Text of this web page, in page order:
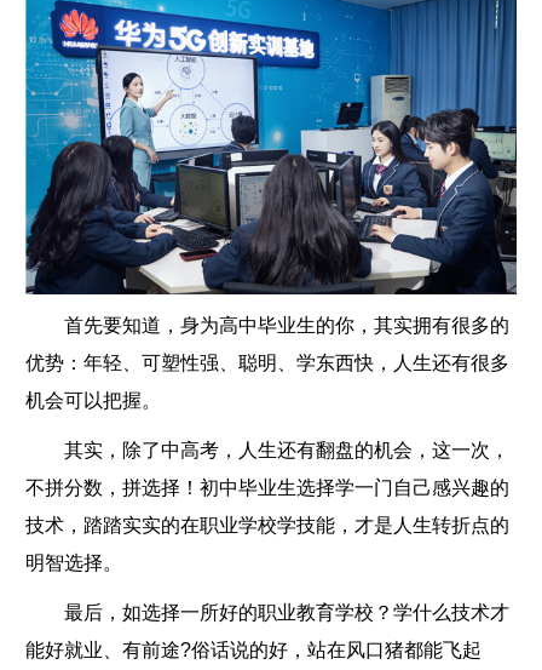
首先要知道，身为高中毕业生的你，其实拥有很多的
优势：年轻、可塑性强、聪明、学东西快，人生还有很多
机会可以把握。
其实，除了中高考，人生还有翻盘的机会，这一次，
不拼分数，拼选择！初中毕业生选择学一门自己感兴趣的
技术，踏踏实实的在职业学校学技能，才是人生转折点的
明智选择。
最后，如选择一所好的职业教育学校？学什么技术才
能好就业、有前途?俗话说的好，站在风口猪都能飞起